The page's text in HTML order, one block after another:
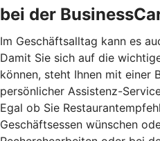
bei der
Im Geschäftsalltag kann es
Damit Sie sich auf die
können, steht Ihnen mit einer
persönlicher Assistenz-
Egal ob Sie
Geschäftsessen wünschen